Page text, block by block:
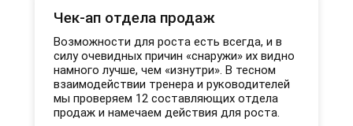
Чек-ап отдела продаж
Возможности для роста есть всегда, и в
силу очевидных причин «снаружи» их видно
намного лучше, чем «изнутри». В тесном
взаимодействии тренера и руководителей
мы проверяем 12 составляющих отдела
продаж и намечаем действия для роста.